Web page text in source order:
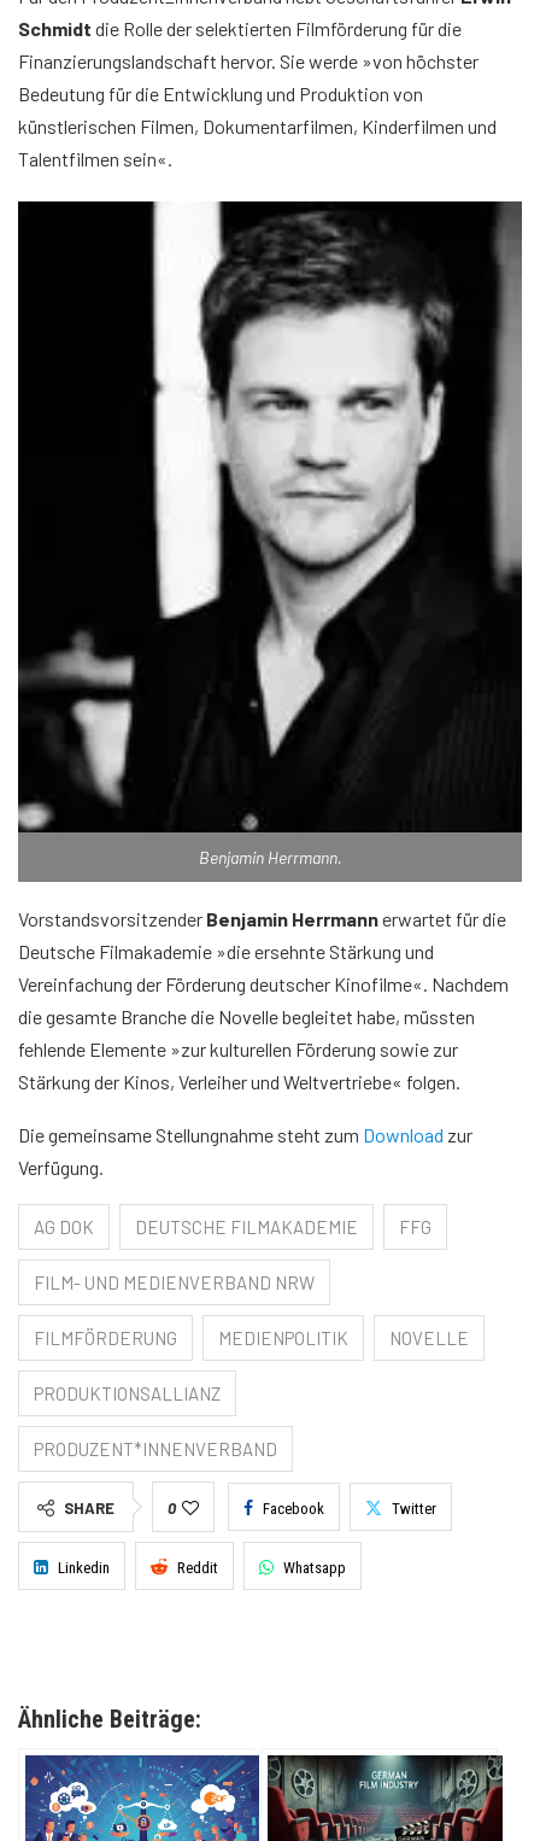
Schmidt die Rolle der selektierten Filmförderung für die
Finanzierungslandschaft hervor. Sie werde »von höchster
Bedeutung für die Entwicklung und Produktion von
künstlerischen Filmen, Dokumentarfilmen, Kinderfilmen und
Talentfilmen sein«.
Benjamin Herrmann.
Vorstandsvorsitzender Benjamin Herrmannerwartet für die
Deutsche Filmakademie »die ersehnte Stärkung und
Vereinfachung der Förderung deutscher Kinofilme«. Nachdem
die gesamte Branche die Novelle begleitet habe, müssten
fehlende Elemente »zur kulturellen Förderung sowie zur
Stärkung der Kinos, Verleiher und Weltvertriebe« folgen.
Die gemeinsame Stellungnahme steht zum Download zur
Verfügung.
AG DOK DEUTSCHE FILMAKADEMIE FFG
FILM- UND MEDIENVERBAND NRW
FILMFÖRDERUNG MEDIENPOLITIK NOVELLE
PRODUKTIONSALLIANZ
PRODUZENT*INNENVERBAND
SHARE 0 Facebook Twitter
Linkedin Reddit Whatsapp
Ähnliche Beiträge: